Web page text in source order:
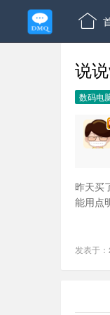

说
数码电
昨天买
能用点
发表于：